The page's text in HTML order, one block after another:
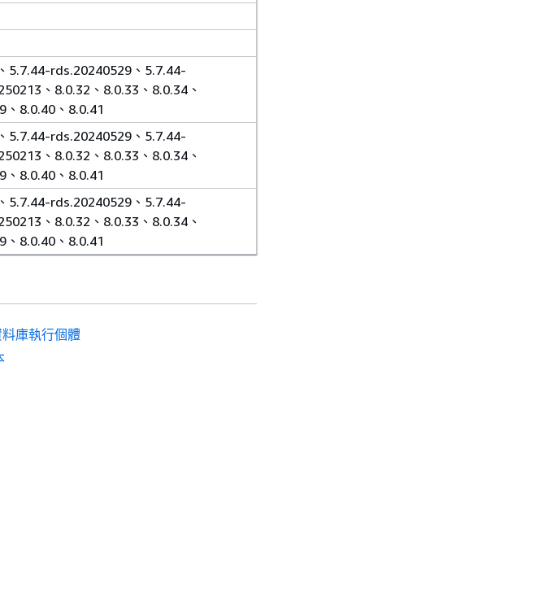
5.7.44-rds.20240529、5.7.44-
、8.0.32、8.0.33、8.0.34、
、8.0.40、8.0.41
5.7.44-rds.20240529、5.7.44-
、8.0.32、8.0.33、8.0.34、
、8.0.40、8.0.41
5.7.44-rds.20240529、5.7.44-
、8.0.32、8.0.33、8.0.34、
、8.0.40、8.0.41
庫執行個體